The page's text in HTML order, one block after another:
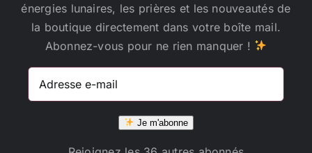
énergies lunaires, les prières et les nouveautés de
la boutique directement dans votre boîte mail.
Abonnez-vous pour ne rien manquer !
Adresse
Je m'abonne